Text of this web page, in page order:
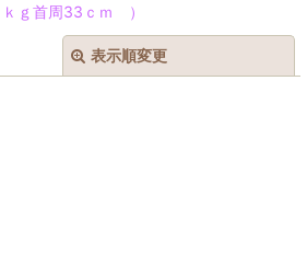
ｇ首周33ｃｍ ）
表示順変更